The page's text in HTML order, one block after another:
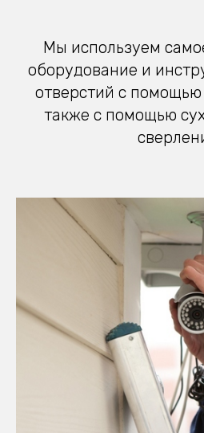
Мы используем
оборудование и
отверстий с
также с помощью